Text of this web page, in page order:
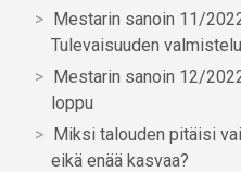
Mestarin sanoin 11/
Tulevaisuuden valmistelu
Mestarin sanoin 12/
loppu
Miksi talouden pitäisi
eikä enää kasvaa?